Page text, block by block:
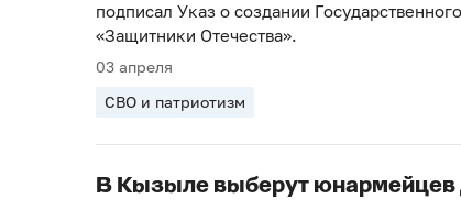
подписал Указ о создании
«Защитники Отечества».
03 апреля
СВО и патриотизм
В Кызыле выберут юнармейцев